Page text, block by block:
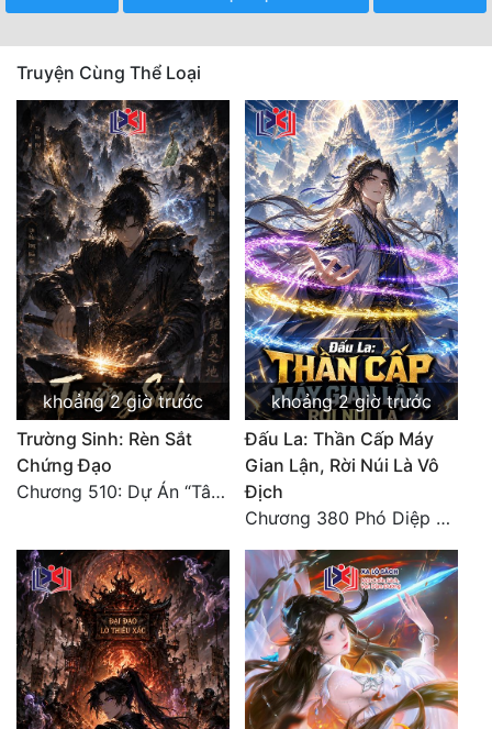
Truyện Cùng Thể Loại
khoảng 2 giờ trước
Trường Sinh: Rèn Sắt
Chứng Đạo
Chương 510: Dự Án “Tân Bạch Nương Tử” Và “Tinh Thám” Xà Yêu
khoảng 2 giờ trước
Đấu La: Thần Cấp Máy
Gian Lận, Rời Núi Là Vô
Địch
Chương 380 Phó Diệp dẫn toàn tộc Hồn Thú di chuyển đến Sâm La Tinh, chúng thần Thần Giới kinh ngạc!